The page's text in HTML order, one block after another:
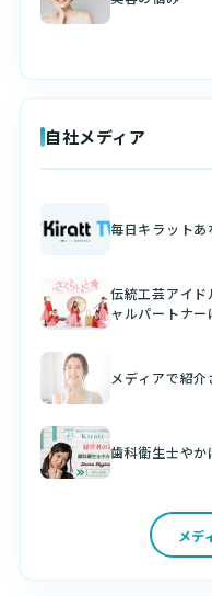
自社メディア
毎日キラット
伝統工芸アイ
ャルパートナー
メディアで紹介
歯科衛生士や
メデ